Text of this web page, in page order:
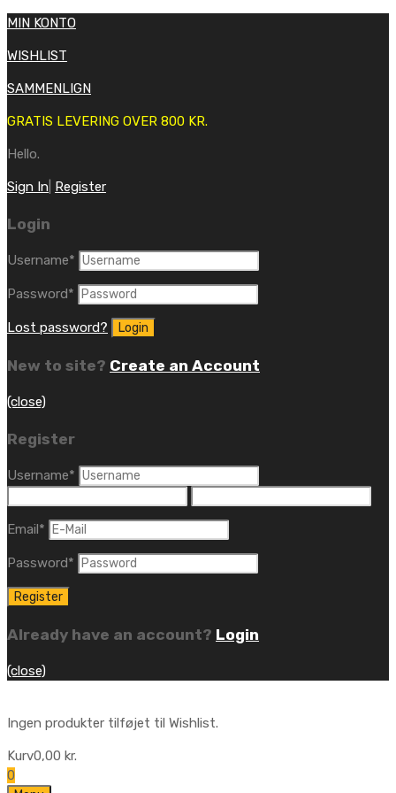
MIN KONTO
WISHLIST
SAMMENLIGN
GRATIS LEVERING OVER 800 KR.
Hello.
Sign In Register
Login
Username*
Password*
Lost password?
New to site? Create an Account
(close)
Register
Username*
Email*
Password*
Already have an account? Login
(close)
Ingen produkter tilføjet til Wishlist.
Kurv0,00 kr.
0